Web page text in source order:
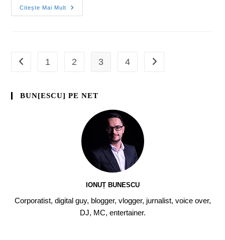
Citește Mai Mult
1 2 3 4
BUN[ESCU] PE NET
IONUȚ BUNESCU
Corporatist, digital guy, blogger, vlogger, jurnalist, voice over,
DJ, MC, entertainer.